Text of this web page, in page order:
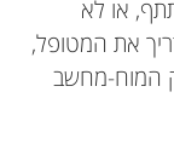
או לא
את המטופל,
המוח-מחשב